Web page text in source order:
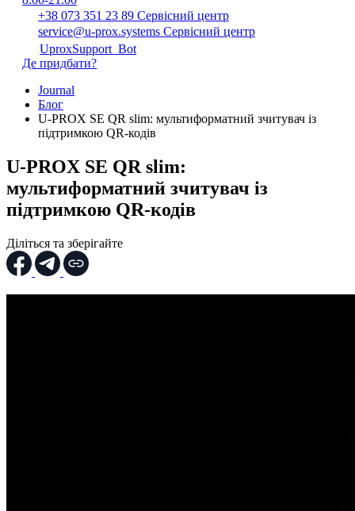
+38 073 351 23 89 Сервісний центр
service@u-prox.systems Сервісний центр
UproxSupport_Bot
Де придбати?
Journal
Блог
U-PROX SE QR slim: мультиформатний зчитувач із
підтримкою QR-кодів
U-PROX SE QR slim:
мультиформатний зчитувач із
підтримкою QR-кодів
Діліться та зберігайте